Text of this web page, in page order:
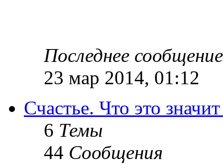
Последнее сообщение
23 мар 2014, 01:12
Счастье. Что это
6 Темы
44 Сообщения